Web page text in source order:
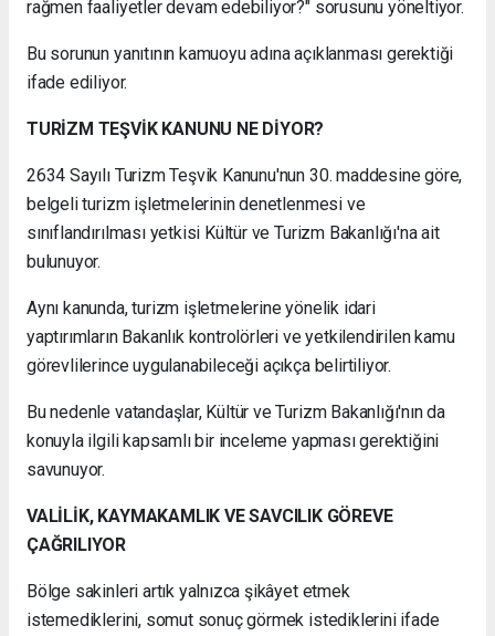
rağmen faaliyetler devam edebiliyor?" sorusunu yöneltiyor.
Bu sorunun yanıtının kamuoyu adına açıklanması gerektiği
ifade ediliyor.
TURİZM TEŞVİK KANUNU NE DİYOR?
2634 Sayılı Turizm Teşvik Kanunu'nun 30. maddesine göre,
belgeli turizm işletmelerinin denetlenmesi ve
sınıflandırılması yetkisi Kültür ve Turizm Bakanlığı'na ait
bulunuyor.
Aynı kanunda, turizm işletmelerine yönelik idari
yaptırımların Bakanlık kontrolörleri ve yetkilendirilen kamu
görevlilerince uygulanabileceği açıkça belirtiliyor.
Bu nedenle vatandaşlar, Kültür ve Turizm Bakanlığı'nın da
konuyla ilgili kapsamlı bir inceleme yapması gerektiğini
savunuyor.
VALİLİK, KAYMAKAMLIK VE SAVCILIK GÖREVE
ÇAĞRILIYOR
Bölge sakinleri artık yalnızca şikâyet etmek
istemediklerini, somut sonuç görmek istediklerini ifade